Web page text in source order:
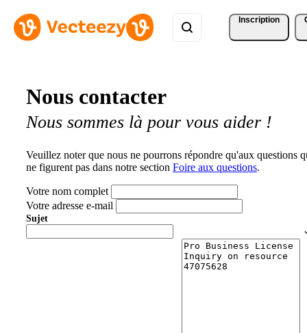
Inscription
Nous contacter
Nous sommes là pour vous aider !
Veuillez noter que nous ne pourrons répondre qu'aux questions
ne figurent pas dans notre section Foire aux questions.
Votre nom complet
Votre adresse e-mail
Sujet